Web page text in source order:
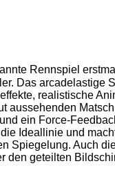
Rennspiel
Das
realistische
ein Force-
Ideallinie und
Spiegelung. Auch
geteilten